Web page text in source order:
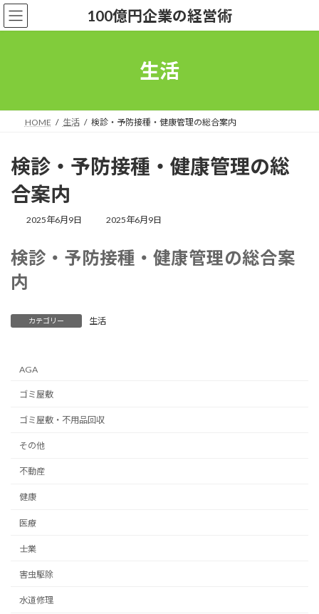
コ
ン
ナ
ビ
100億円企業の経営術
生活
HOME 生活 検診・予防接種・健康管理の総合案内
検診・予防接種・健康管理の総
合案内
2025年6月9日
最
新
2025年6月9日
検診・予防接種・健康管理の総合案
内
カテゴリー 生活
AGA
ゴミ屋敷
ゴミ屋敷・不用品回収
その他
不動産
健康
医療
士業
害虫駆除
水道修理